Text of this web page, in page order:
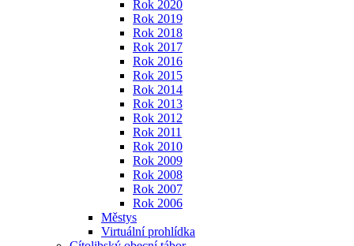
Rok 2020
Rok 2019
Rok 2018
Rok 2017
Rok 2016
Rok 2015
Rok 2014
Rok 2013
Rok 2012
Rok 2011
Rok 2010
Rok 2009
Rok 2008
Rok 2007
Rok 2006
Městys
Virtuální prohlídka